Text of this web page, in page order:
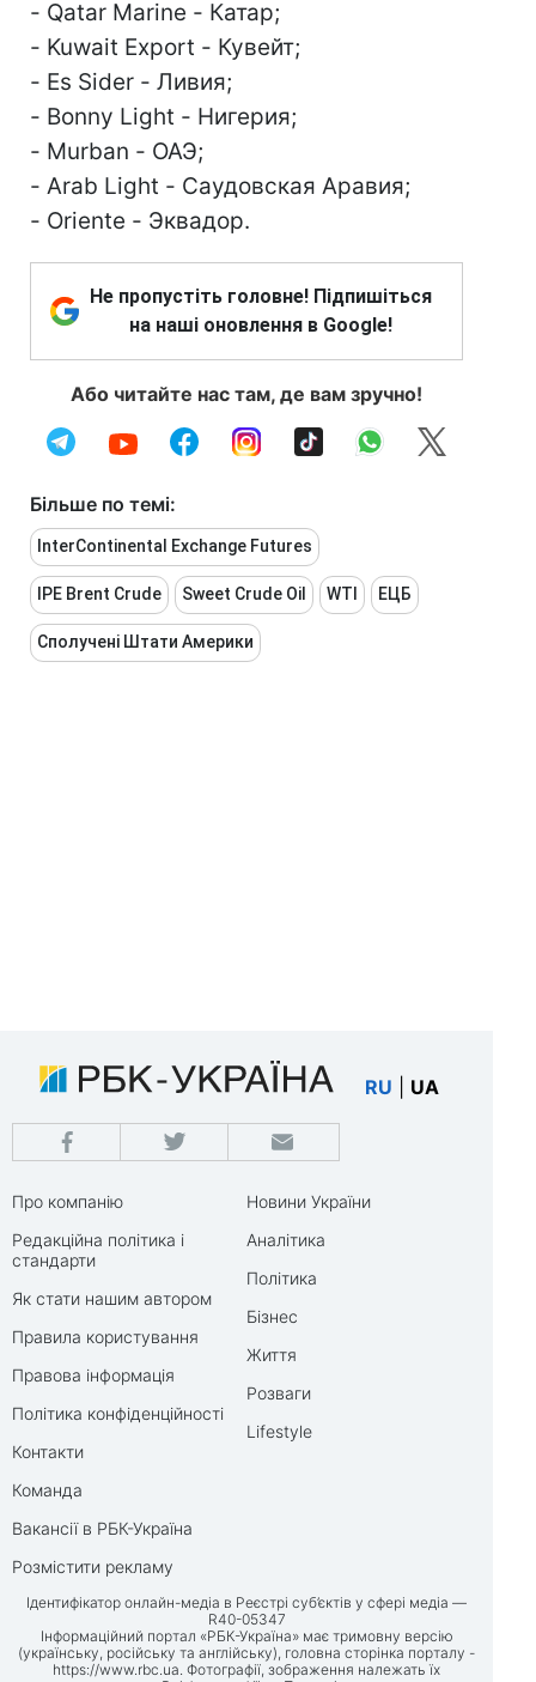
- Qatar Marine - Катар;
- Kuwait Export - Кувейт;
- Es Sider - Ливия;
- Bonny Light - Нигерия;
- Murban - ОАЭ;
- Arab Light - Саудовская Аравия;
- Oriente - Эквадор.
Не пропустіть головне! Підпишіться
на наші оновлення в Google!
Або читайте нас там, де вам зручно!
Більше по темі:
InterContinental Exchange Futures
IPE Brent Crude Sweet Crude Oil WTI ЕЦБ
Сполучені Штати Америки
RU UA
Про компанію
Редакційна політика і
стандарти
Як стати нашим автором
Правила користування
Правова інформація
Політика конфіденційності
Контакти
Команда
Вакансії в РБК-Україна
Розмістити рекламу
Новини України
Аналітика
Політика
Бізнес
Життя
Розваги
Lifestyle
Ідентифікатор онлайн-медіа в Реєстрі суб’єктів у сфері медіа —
R40-05347
Інформаційний портал «РБК-Україна» має тримовну версію
(українську, російську та англійську), головна сторінка порталу -
https://www.rbc.ua. Фотографії, зображення належать їх